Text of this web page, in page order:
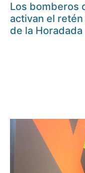
Los bomberos
activan el
de la Horadada